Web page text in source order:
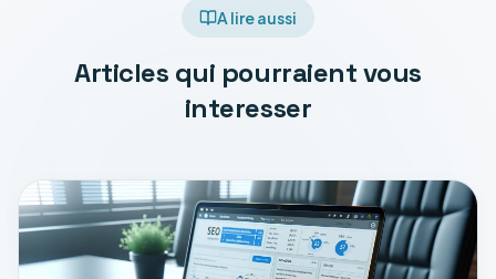
A lire aussi
Articles qui pourraient vous
interesser